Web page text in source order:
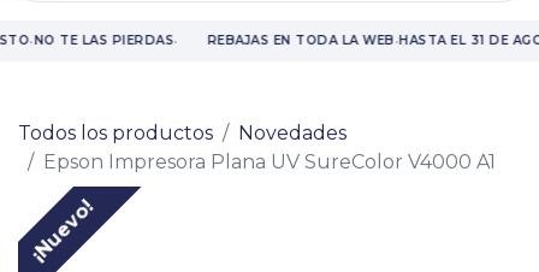
·NO TE LAS PIERDAS· REBAJAS EN TODA LA WEB·HASTA EL 31 DE
Todos los productos
Novedades
Epson Impresora Plana UV SureColor V4000 A1
¡Nuevo!